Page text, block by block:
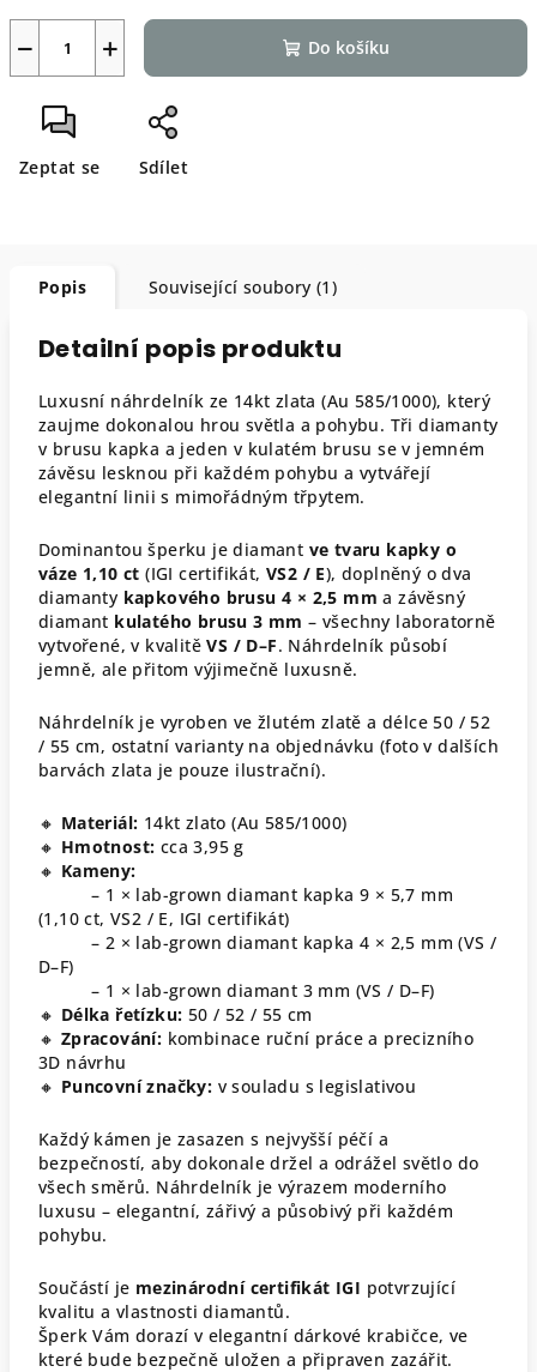
+
− Do košíku
Zeptat se Sdílet
Popis Související soubory (1)
Detailní popis produktu
Luxusní náhrdelník ze 14kt zlata (Au 585/1000), který
zaujme dokonalou hrou světla a pohybu. Tři diamanty
v brusu kapka a jeden v kulatém brusu se v jemném
závěsu lesknou při každém pohybu a vytvářejí
elegantní linii s mimořádným třpytem.
Dominantou šperku je diamant ve tvaru kapky o
váze 1,10 ct (IGI certifikát,VS2 / E), doplněný o dva
diamanty kapkového brusu 4 × 2,5 mm a závěsný
diamant kulatého brusu 3 mm – všechny laboratorně
vytvořené, v kvalitěVS / D–F. Náhrdelník působí
jemně, ale přitom výjimečně luxusně.
Náhrdelník je vyroben ve žlutém zlatě a délce 50 / 52
/ 55 cm, ostatní varianty na objednávku (foto v dalších
barvách zlata je pouze ilustrační).
🔸 Materiál: 14kt zlato (Au 585/1000)
🔸 Hmotnost: cca 3,95 g
🔸 Kameny:
– 1 × lab-grown diamant kapka 9 × 5,7 mm
(1,10 ct, VS2 / E, IGI certifikát)
– 2 × lab-grown diamant kapka 4 × 2,5 mm (VS /
D–F)
– 1 × lab-grown diamant 3 mm (VS / D–F)
🔸 Délka řetízku: 50 / 52 / 55 cm
🔸 Zpracování: kombinace ruční práce a precizního
3D návrhu
🔸 Puncovní značky: v souladu s legislativou
Každý kámen je zasazen s nejvyšší péčí a
bezpečností, aby dokonale držel a odrážel světlo do
všech směrů. Náhrdelník je výrazem moderního
luxusu – elegantní, zářivý a působivý při každém
pohybu.
Součástí je mezinárodní certifikát IGI potvrzující
kvalitu a vlastnosti diamantů.
Šperk Vám dorazí v elegantní dárkové krabičce, ve
které bude bezpečně uložen a připraven zazářit.